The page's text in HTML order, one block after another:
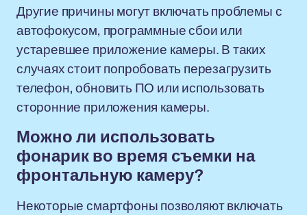
Другие причины могут включать проблемы с
автофокусом, программные сбои или
устаревшее приложение камеры. В таких
случаях стоит попробовать перезагрузить
телефон, обновить ПО или использовать
сторонние приложения камеры.
Можно ли использовать
фонарик во время съемки на
фронтальную камеру?
Некоторые смартфоны позволяют включать